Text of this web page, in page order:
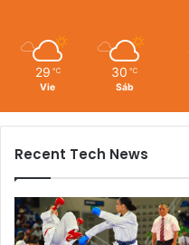
29 ℃
Vie
30 ℃
Sáb
Recent Tech News